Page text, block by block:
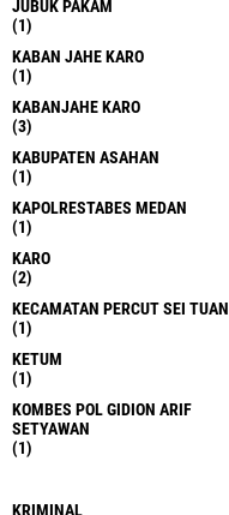
JUBUK PAKAM
(1)
KABAN JAHE KARO
(1)
KABANJAHE KARO
(3)
KABUPATEN ASAHAN
(1)
KAPOLRESTABES MEDAN
(1)
KARO
(2)
KECAMATAN PERCUT SEI TUAN
(1)
KETUM
(1)
KOMBES POL GIDION ARIF
SETYAWAN
(1)
KRIMINAL